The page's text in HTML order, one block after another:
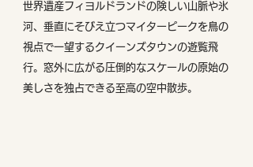
世界遺産フィヨルドランドの険しい山脈や氷
河、垂直にそびえ立つマイターピークを鳥の
視点で一望するクイーンズタウンの遊覧飛
行。窓外に広がる圧倒的なスケールの原始の
美しさを独占できる至高の空中散歩。